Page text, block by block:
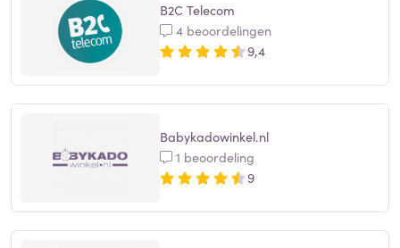
B2C Telecom
4 beoordelingen
9,4
Babykadowinkel.nl
1 beoordeling
9